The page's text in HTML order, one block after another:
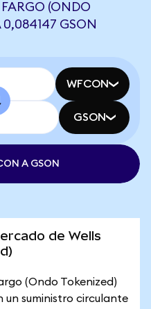
(ONDO
0,084147 GSON
WFCON
GSON
A GSON
de Wells
(Ondo Tokenized)
un suministro circulante